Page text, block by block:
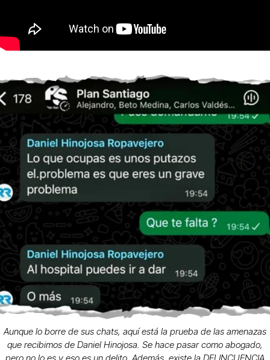
Aunque lo borre de sus chats, aquí está la prueba de las amenazas
que recibimos de Daniel Hinojosa. Se hace pasar como abogado,